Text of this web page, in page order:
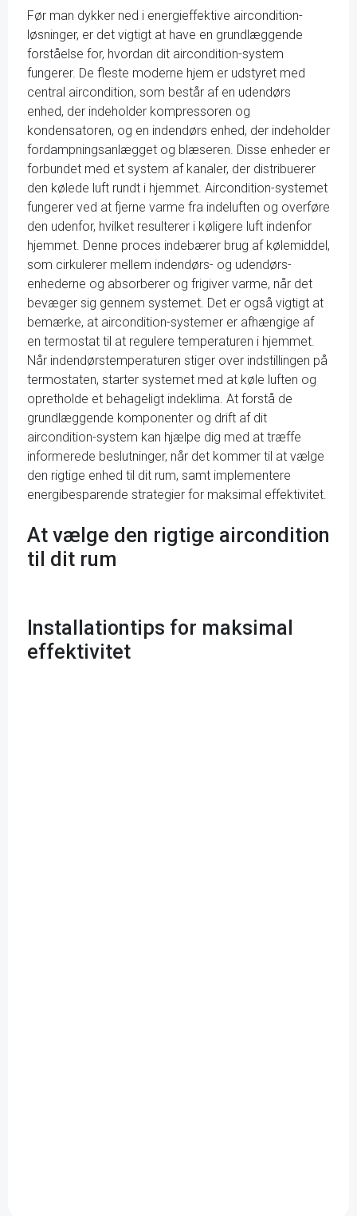
Før man dykker ned i energieffektive aircondition-
løsninger, er det vigtigt at have en grundlæggende
forståelse for, hvordan dit aircondition-system
fungerer. De fleste moderne hjem er udstyret med
central aircondition, som består af en udendørs
enhed, der indeholder kompressoren og
kondensatoren, og en indendørs enhed, der indeholder
fordampningsanlægget og blæseren. Disse enheder er
forbundet med et system af kanaler, der distribuerer
den kølede luft rundt i hjemmet. Aircondition-systemet
fungerer ved at fjerne varme fra indeluften og overføre
den udenfor, hvilket resulterer i køligere luft indenfor
hjemmet. Denne proces indebærer brug af kølemiddel,
som cirkulerer mellem indendørs- og udendørs-
enhederne og absorberer og frigiver varme, når det
bevæger sig gennem systemet. Det er også vigtigt at
bemærke, at aircondition-systemer er afhængige af
en termostat til at regulere temperaturen i hjemmet.
Når indendørstemperaturen stiger over indstillingen på
termostaten, starter systemet med at køle luften og
opretholde et behageligt indeklima. At forstå de
grundlæggende komponenter og drift af dit
aircondition-system kan hjælpe dig med at træffe
informerede beslutninger, når det kommer til at vælge
den rigtige enhed til dit rum, samt implementere
energibesparende strategier for maksimal effektivitet.
At vælge den rigtige aircondition
til dit rum
Installationtips for maksimal
effektivitet